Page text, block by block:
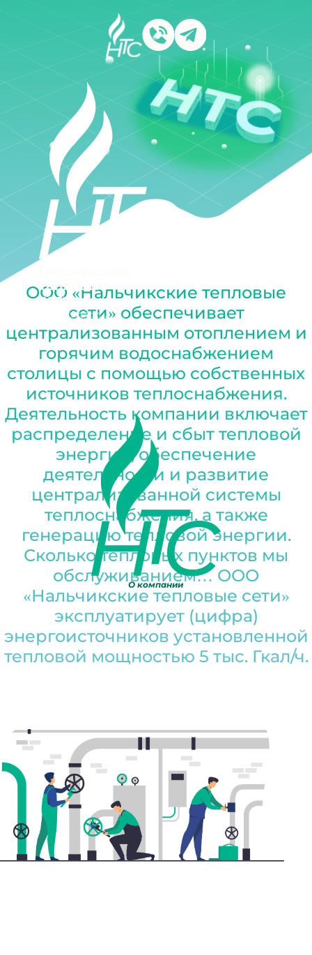
тепловые
сети
Теплоснабжающая компания
осуществляет поставку тепловой энергии,
О компании
ООО «Нальчикские тепловые
сети» обеспечивает
централизованным отоплением и
горячим водоснабжением
столицы с помощью собственных
источников теплоснабжения.
Деятельность компании включает
распределение и сбыт тепловой
энергии, обеспечение
деятельности и развитие
централизованной системы
теплоснабжения, а также
генерацию тепловой энергии.
Сколько тепловых пунктов мы
обслуживанием… ООО
«Нальчикские тепловые сети»
эксплуатирует (цифра)
энергоисточников установленной
тепловой мощностью 5 тыс. Гкал/ч.